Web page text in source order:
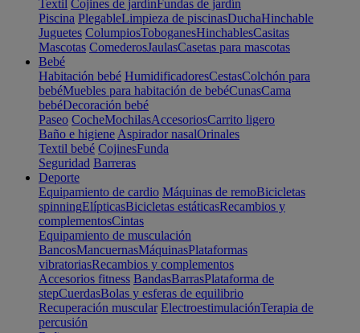
Textil Cojines de jardín Fundas de jardín
Piscina PlegableLimpieza de piscinasDuchaHinchable
Juguetes ColumpiosToboganesHinchablesCasitas
Mascotas ComederosJaulasCasetas para mascotas
Bebé
Habitación bebé HumidificadoresCestasColchón para
bebéMuebles para habitación de bebéCunasCama
bebéDecoración bebé
Paseo CocheMochilasAccesoriosCarrito ligero
Baño e higiene Aspirador nasalOrinales
Textil bebé CojinesFunda
Seguridad Barreras
Deporte
Equipamiento de cardio Máquinas de remoBicicletas
spinningElípticasBicicletas estáticasRecambios y
complementosCintas
Equipamiento de musculación
BancosMancuernasMáquinasPlataformas
vibratoriasRecambios y complementos
Accesorios fitness BandasBarrasPlataforma de
stepCuerdasBolas y esferas de equilibrio
Recuperación muscular ElectroestimulaciónTerapia de
percusión